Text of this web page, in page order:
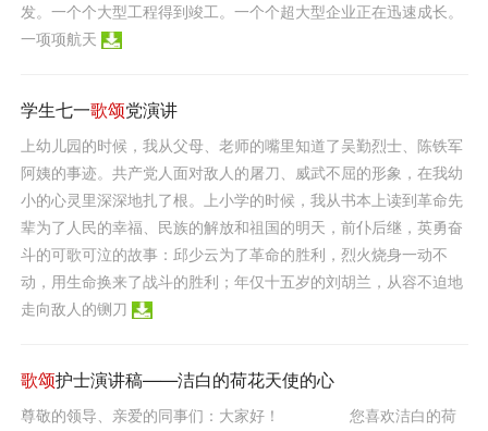
发。一个个大型工程得到竣工。一个个超大型企业正在迅速成长。
一项项航天
学生七一歌颂党演讲
上幼儿园的时候，我从父母、老师的嘴里知道了吴勤烈士、陈铁军
阿姨的事迹。共产党人面对敌人的屠刀、威武不屈的形象，在我幼
小的心灵里深深地扎了根。上小学的时候，我从书本上读到革命先
辈为了人民的幸福、民族的解放和祖国的明天，前仆后继，英勇奋
斗的可歌可泣的故事：邱少云为了革命的胜利，烈火烧身一动不
动，用生命换来了战斗的胜利；年仅十五岁的刘胡兰，从容不迫地
走向敌人的铡刀
歌颂护士演讲稿——洁白的荷花天使的心
尊敬的领导、亲爱的同事们：大家好！ 您喜欢洁白的荷